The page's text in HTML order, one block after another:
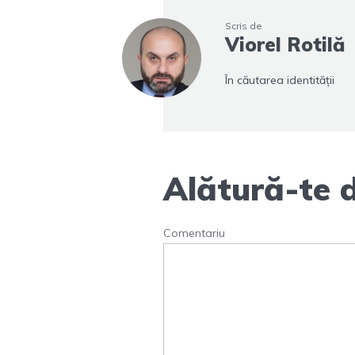
Scris de
Viorel Rotilă
În căutarea identității
Alătură-te
Comentariu